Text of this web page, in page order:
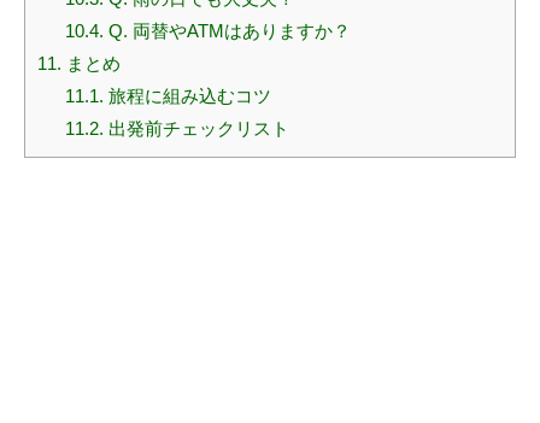
10.4. Q. 両替やATMはありますか？
11. まとめ
11.1. 旅程に組み込むコツ
11.2. 出発前チェックリスト